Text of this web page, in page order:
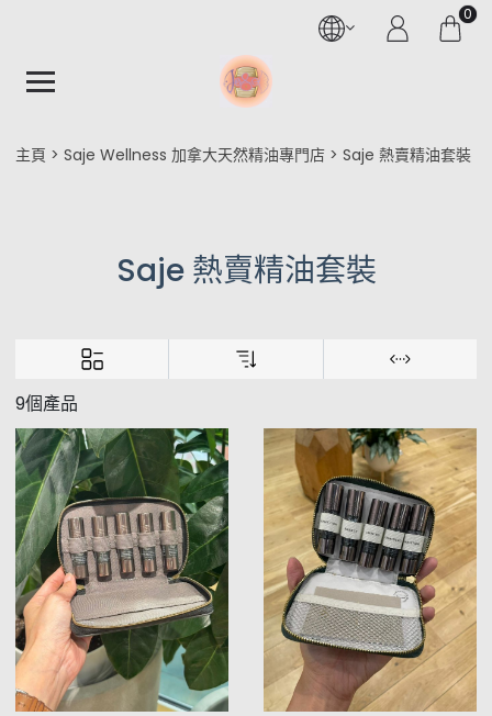
0
主頁 Saje Wellness 加拿大天然精油專門店 Saje 熱賣精油套裝
Saje 熱賣精油套裝
9個產品